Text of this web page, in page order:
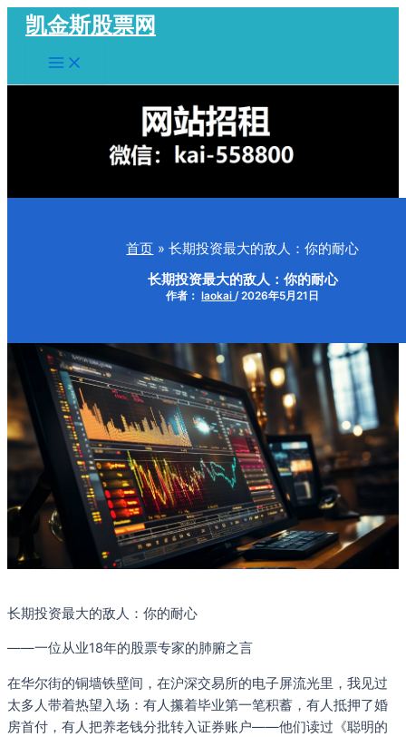
容
凯金斯股票网
Main
Menu
首页 长期投资最大的敌人：你的耐心
长期投资最大的敌人：你的耐心
作者： laokai /2026年5月21日
长期投资最大的敌人：你的耐心
——一位从业18年的股票专家的肺腑之言
在华尔街的铜墙铁壁间，在沪深交易所的电子屏流光里，我见过
太多人带着热望入场：有人攥着毕业第一笔积蓄，有人抵押了婚
房首付，有人把养老钱分批转入证券账户——他们读过《聪明的